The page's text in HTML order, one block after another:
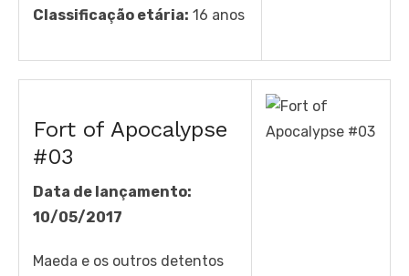
Classificação etária: 16 anos
Fort of Apocalypse
#03
Data de lançamento:
10/05/2017
Maeda e os outros detentos